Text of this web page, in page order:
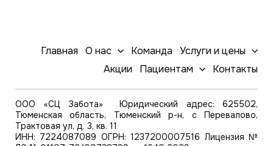
Главная О нас Команда
Услуги и цены
Акции
Пациентам Контакты
ООО «СЦ Забота» Юридический адрес: 625502,
Тюменская область, Тюменский р-н, с Перевалово,
Трактовая ул, д. 3, кв. 11
ИНН: 7224087089 ОГРН: 1237200007516 Лицензия №